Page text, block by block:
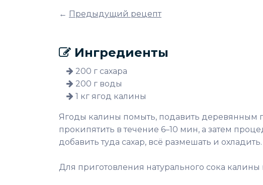
← Предыдущий рецепт
Ингредиенты
200 г сахара
200 г воды
1 кг ягод калины
Ягоды калины помыть, подавить деревянным
прокипятить в течение 6–10 мин, а затем
добавить туда сахар, всё размешать и охладить.
Для приготовления натурального сока